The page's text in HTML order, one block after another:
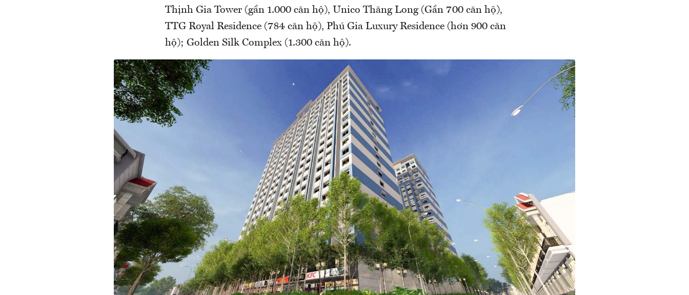
Thịnh Gia Tower (gần 1.000 căn hộ), Unico Thăng Long (Gần 700 căn hộ),
TTG Royal Residence (784 căn hộ), Phú Gia Luxury Residence (hơn 900 căn
hộ); Golden Silk Complex (1.300 căn hộ).